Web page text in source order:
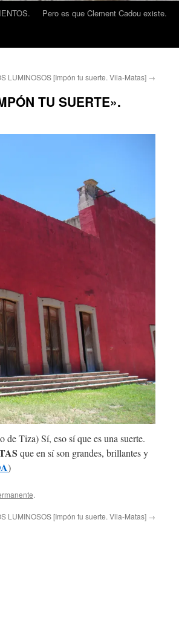
Pero es que Clement Cadou existe.
LUMINOSOS [Impón tu suerte. Vila-Matas] →
TU SUERTE».
Tiza) Sí, eso sí que es una suerte.
que en sí son grandes, brillantes y
)
.
LUMINOSOS [Impón tu suerte. Vila-Matas] →